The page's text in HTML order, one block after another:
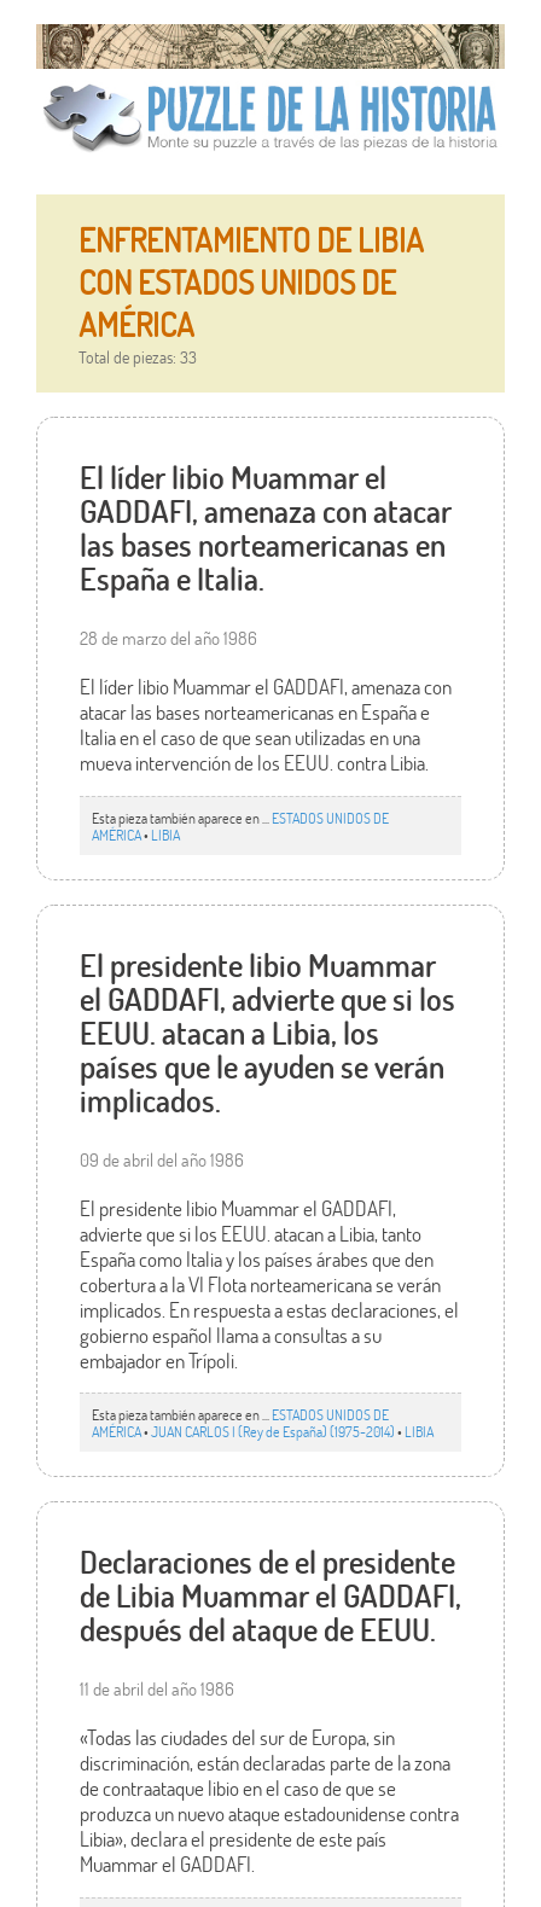
ENFRENTAMIENTO DE LIBIA
CON ESTADOS UNIDOS DE
AMÉRICA
Total de piezas: 33
El líder libio Muammar el
GADDAFI, amenaza con atacar
las bases norteamericanas en
España e Italia.
28 de marzo del año 1986
El líder libio Muammar el GADDAFI, amenaza con
atacar las bases norteamericanas en España e
Italia en el caso de que sean utilizadas en una
mueva intervención de los EEUU. contra Libia.
Esta pieza también aparece en ... ESTADOS UNIDOS DE
AMÉRICA• LIBIA
El presidente libio Muammar
el GADDAFI, advierte que si los
EEUU. atacan a Libia, los
países que le ayuden se verán
implicados.
09 de abril del año 1986
El presidente libio Muammar el GADDAFI,
advierte que si los EEUU. atacan a Libia, tanto
España como Italia y los países árabes que den
cobertura a la VI Flota norteamericana se verán
implicados. En respuesta a estas declaraciones, el
gobierno español llama a consultas a su
embajador en Trípoli.
Esta pieza también aparece en ... ESTADOS UNIDOS DE
AMÉRICA•JUAN CARLOS I (Rey de España) (1975-2014)• LIBIA
Declaraciones de el presidente
de Libia Muammar el GADDAFI,
después del ataque de EEUU.
11 de abril del año 1986
«Todas las ciudades del sur de Europa, sin
discriminación, están declaradas parte de la zona
de contraataque libio en el caso de que se
produzca un nuevo ataque estadounidense contra
Libia», declara el presidente de este país
Muammar el GADDAFI.